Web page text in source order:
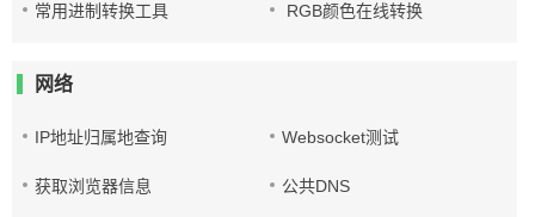
常用进制转换工具 RGB颜色在线转换
网络
IP地址归属地查询 Websocket测试
获取浏览器信息 公共DNS